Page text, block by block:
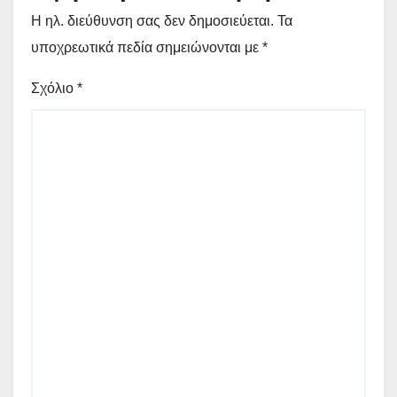
Η ηλ. διεύθυνση σας δεν δημοσιεύεται. Τα
υποχρεωτικά πεδία σημειώνονται με *
Σχόλιο *